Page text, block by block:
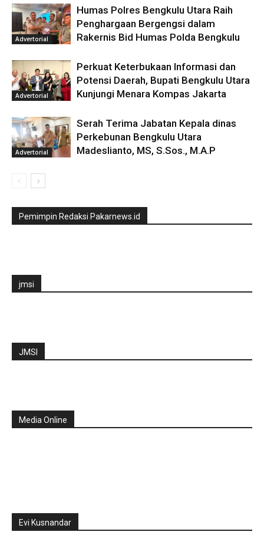
Advertorial
Humas Polres Bengkulu Utara Raih
Penghargaan Bergengsi dalam
Rakernis Bid Humas Polda Bengkulu
Advertorial
Perkuat Keterbukaan Informasi dan
Potensi Daerah, Bupati Bengkulu Utara
Kunjungi Menara Kompas Jakarta
Advertorial
Serah Terima Jabatan Kepala dinas
Perkebunan Bengkulu Utara
Madeslianto, MS, S.Sos., M.A.P
Pemimpin Redaksi Pakarnews.id
jmsi
JMSI
Media Online
Evi Kusnandar